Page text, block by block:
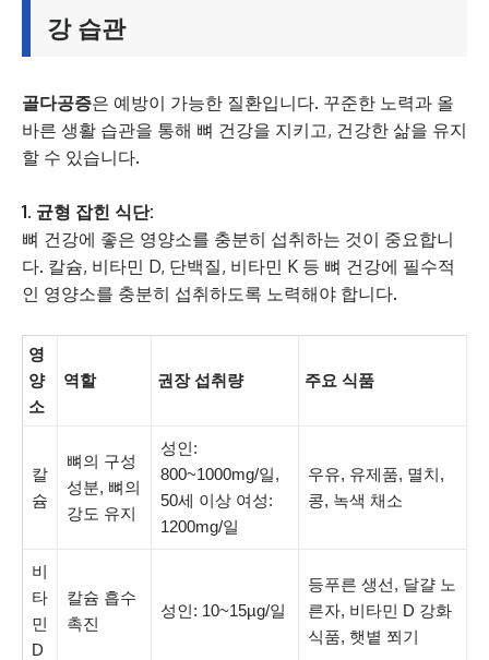
강 습관
골다공증은 예방이 가능한 질환입니다. 꾸준한 노력과 올
바른 생활 습관을 통해 뼈 건강을 지키고, 건강한 삶을 유지
할 수 있습니다.
1. 균형 잡힌 식단:
뼈 건강에 좋은 영양소를 충분히 섭취하는 것이 중요합니
다. 칼슘, 비타민 D, 단백질, 비타민 K 등 뼈 건강에 필수적
인 영양소를 충분히 섭취하도록 노력해야 합니다.
영
양
소
역할 권장 섭취량 주요 식품
칼
슘
뼈의 구성
성분, 뼈의
강도 유지
성인:
800~1000mg/일,
50세 이상 여성:
1200mg/일
우유, 유제품, 멸치,
콩, 녹색 채소
비
타
민
D
칼슘 흡수
촉진
성인: 10~15µg/일
등푸른 생선, 달걀 노
른자, 비타민 D 강화
식품, 햇볕 쬐기